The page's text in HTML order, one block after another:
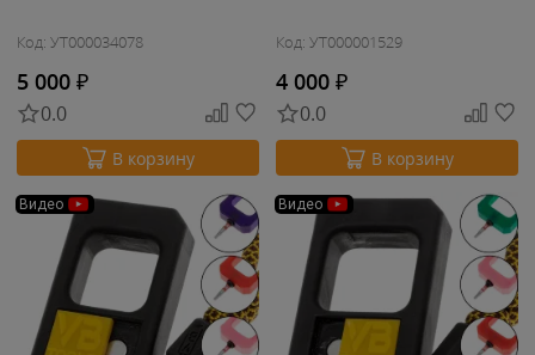
Код: УТ000034078
5 000 ₽
0.0
В корзину
Код: УТ000001529
4 000 ₽
0.0
В корзину
Видео Видео